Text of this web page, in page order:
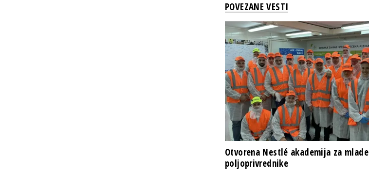
POVEZANE VESTI
Otvorena Nestlé akademija za mlade
poljoprivrednike